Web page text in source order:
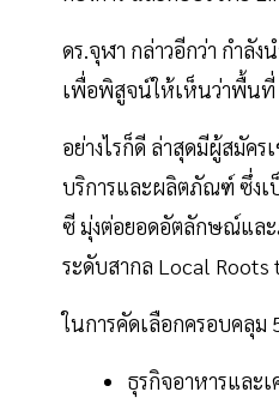
ดร.จุฬา กล่าวอีกว่า กำลั
เพื่อพิสูจน์ให้เห็นว่าพื้นที่
อย่างไรก็ดี ล่าสุดมีผู้สมัคร
บริการและผลิตภัณฑ์ ซึ่งเ
ซี มุ่งต่อยอดอัตลักษณ์แล
ระดับสากล Local Roots
ในการคัดเลือกครอบคลุม
ธุรกิจอาหารและเ